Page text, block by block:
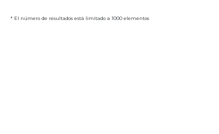
* El número de resultados está limitado a 1000 elementos